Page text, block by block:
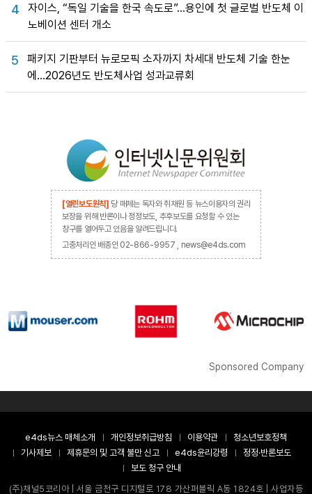
4
자이스, “독일 기술을 한국 속도로”…용인에 첫 글로벌 반도체 이
노베이션 센터 개소
5
패키지 기판부터 뉴로모픽 소자까지 차세대 반도체 기술 한눈
에…2026년도 반도체사업 성과교류회
[열린보도원칙] 당 매체는 독자와 취재원 등 뉴스이용자의 권리
보장을 위해 반론이나 정정보도, 추후보도를 요청할 수 있는
창구를 열어두고 있음을 알려드립니다.
고충처리인 배종인 02-866-9957 , news@e4ds.com
Sponsored Company
e4ds뉴스 매체소개 개인정보취급방침 이용약관
청소년보호정책
기사제보
제휴문의 및 고객 불만 신고 e4ds윤리강령
정정·반론보도
보도 청구 안내
(주)채널5코리아 | 서울 금천구 디지털로 178 가산퍼블릭 A동 1824호 | 사업자등